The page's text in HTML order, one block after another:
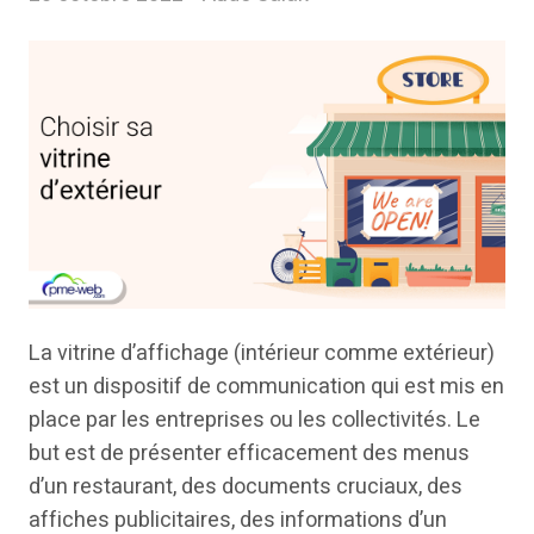
La vitrine d’affichage (intérieur comme extérieur)
est un dispositif de communication qui est mis en
place par les entreprises ou les collectivités. Le
but est de présenter efficacement des menus
d’un restaurant, des documents cruciaux, des
affiches publicitaires, des informations d’un